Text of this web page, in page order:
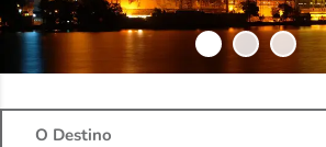
O Destino